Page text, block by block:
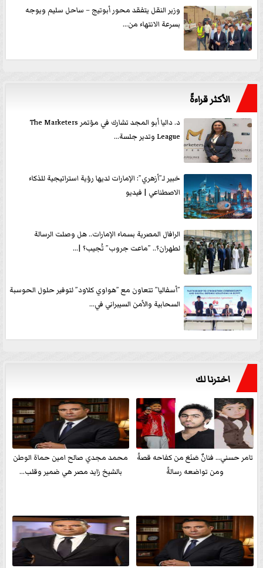
وزير النقل يتفقد محور أبوتيج – ساحل سليم ويوجه
بسرعة الانتهاء من...
الأكثر قراءةً
د. داليا أبو المجد تشارك في مؤتمر The Marketers
League وتدير جلسة...
خبير لـ”أزهري”: الإمارات لديها رؤية استراتيجية للذكاء
الاصطناعي | فيديو
الرافال المصرية بسماء الإمارات.. هل وصلت الرسالة
لطهران؟.. ”ماعت جروب” تُجيب؟ |...
”أسفاليا” تتعاون مع ”هواوي كلاود” لتوفير حلول الحوسبة
السحابية والأمن السيبراني في...
اخترنا لك
تامر حسني… فنانٌ صَنَعَ من كفاحه قصةً
ومن تواضعه رسالةً
محمد مجدي صالح امين حماة الوطن
بالشيخ زايد مصر هي ضمير وقلب...